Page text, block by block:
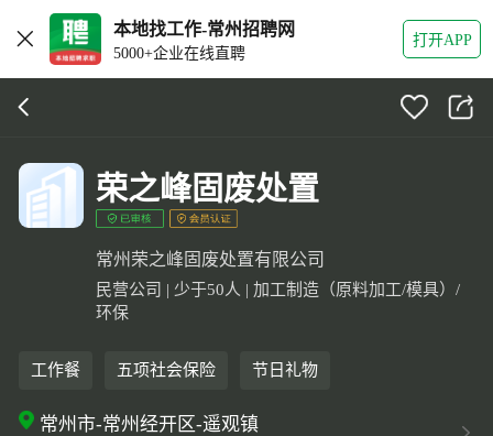
本地找工作-常州招聘网
5000+企业在线直聘
打开APP
荣之峰固废处置
常州荣之峰固废处置有限公司
民营公司 | 少于50人 | 加工制造（原料加工/模具）/
环保
工作餐 五项社会保险 节日礼物
常州市-常州经开区-遥观镇